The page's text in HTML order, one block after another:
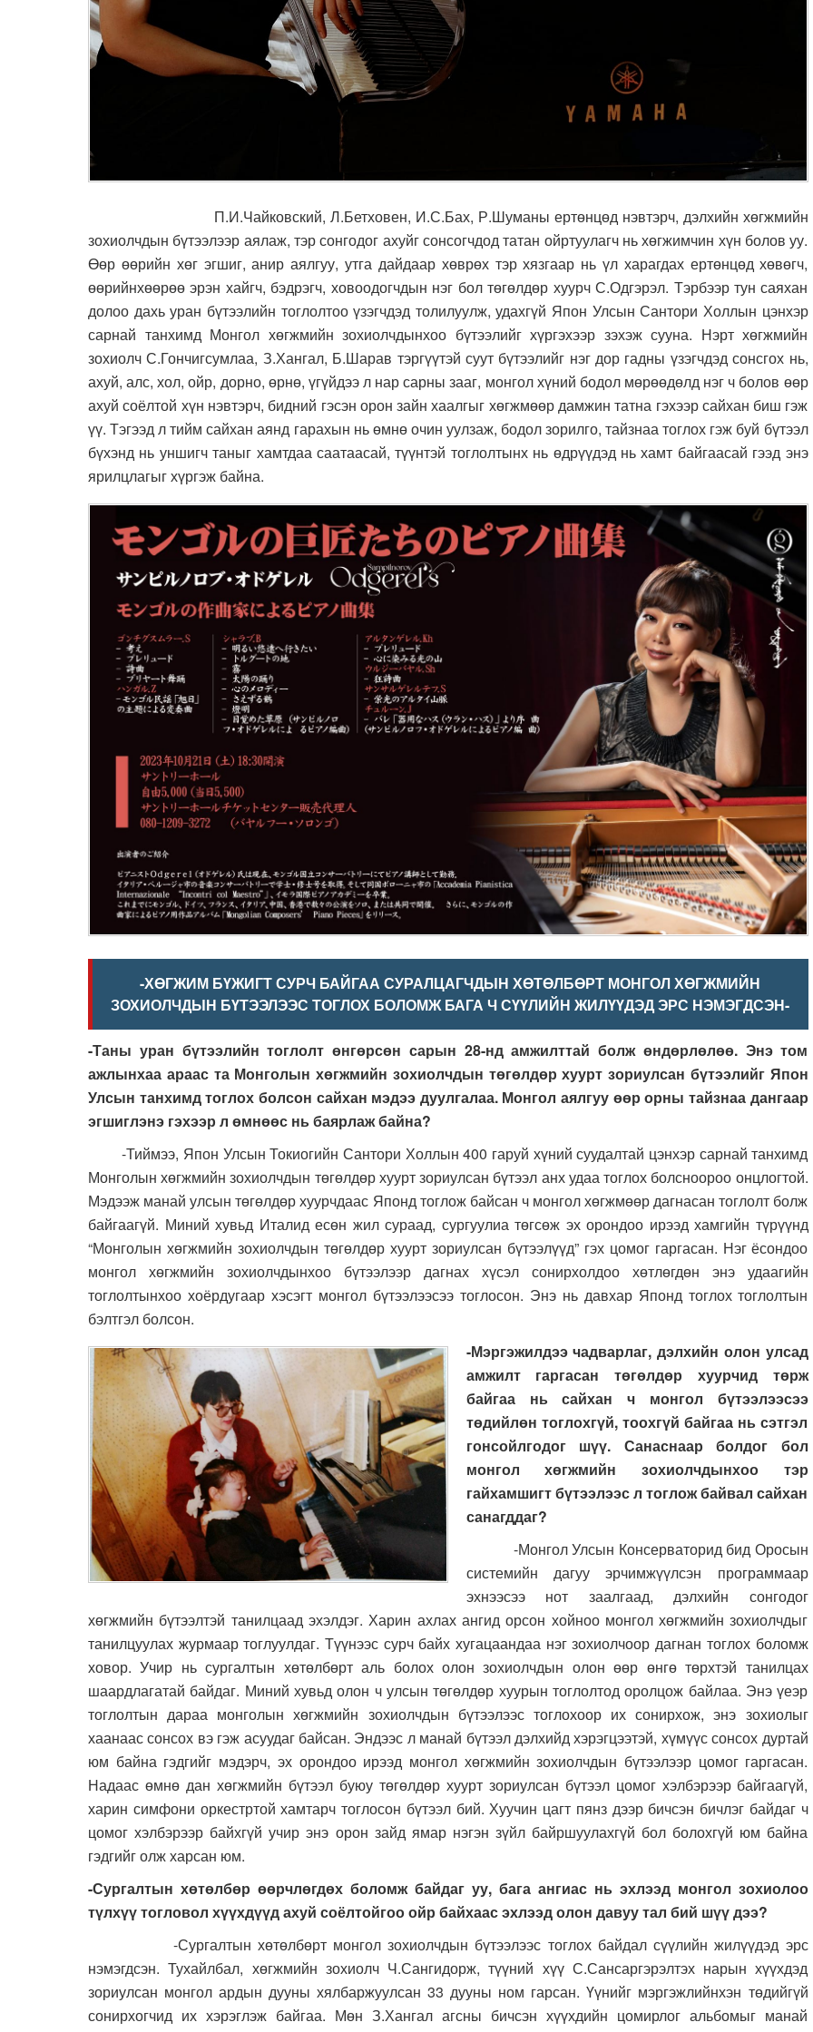
П.И.Чайковский, Л.Бетховен, И.С.Бах, Р.Шуманы ертөнцөд нэвтэрч, дэлхийн хөгжмийн
зохиолчдын бүтээлээр аялаж, тэр сонгодог ахуйг сонсогчдод татан ойртуулагч нь хөгжимчин хүн болов уу.
Өөр өөрийн хөг эгшиг, анир аялгуу, утга дайдаар хөврөх тэр хязгаар нь үл харагдах ертөнцөд хөвөгч,
өөрийнхөөрөө эрэн хайгч, бэдрэгч, ховоодогчдын нэг бол төгөлдөр хуурч С.Одгэрэл. Тэрбээр тун саяхан
долоо дахь уран бүтээлийн тоглолтоо үзэгчдэд толилуулж, удахгүй Япон Улсын Сантори Холлын цэнхэр
сарнай танхимд Монгол хөгжмийн зохиолчдынхоо бүтээлийг хүргэхээр зэхэж сууна. Нэрт хөгжмийн
зохиолч С.Гончигсумлаа, З.Хангал, Б.Шарав тэргүүтэй суут бүтээлийг нэг дор гадны үзэгчдэд сонсгох нь,
ахуй, алс, хол, ойр, дорно, өрнө, үгүйдээ л нар сарны зааг, монгол хүний бодол мөрөөдөлд нэг ч болов өөр
ахуй соёлтой хүн нэвтэрч, бидний гэсэн орон зайн хаалгыг хөгжмөөр дамжин татна гэхээр сайхан биш гэж
үү. Тэгээд л тийм сайхан аянд гарахын нь өмнө очин уулзаж, бодол зорилго, тайзнаа тоглох гэж буй бүтээл
бүхэнд нь уншигч таныг хамтдаа саатаасай, түүнтэй тоглолтынх нь өдрүүдэд нь хамт байгаасай гээд энэ
ярилцлагыг хүргэж байна.
-ХӨГЖИМ БҮЖИГТ СУРЧ БАЙГАА СУРАЛЦАГЧДЫН ХӨТӨЛБӨРТ МОНГОЛ ХӨГЖМИЙН
ЗОХИОЛЧДЫН БҮТЭЭЛЭЭС ТОГЛОХ БОЛОМЖ БАГА Ч СҮҮЛИЙН ЖИЛҮҮДЭД ЭРС НЭМЭГДСЭН-
-Таны уран бүтээлийн тоглолт өнгөрсөн сарын 28-нд амжилттай болж өндөрлөлөө. Энэ том
ажлынхаа араас та Монголын хөгжмийн зохиолчдын төгөлдөр хуурт зориулсан бүтээлийг Япон
Улсын танхимд тоглох болсон сайхан мэдээ дуулгалаа. Монгол аялгуу өөр орны тайзнаа дангаар
эгшиглэнэ гэхээр л өмнөөс нь баярлаж байна?
-Тиймээ, Япон Улсын Токиогийн Сантори Холлын 400 гаруй хүний суудалтай цэнхэр сарнай танхимд
Монголын хөгжмийн зохиолчдын төгөлдөр хуурт зориулсан бүтээл анх удаа тоглох болсноороо онцлогтой.
Мэдээж манай улсын төгөлдөр хуурчдаас Японд тоглож байсан ч монгол хөгжмөөр дагнасан тоглолт болж
байгаагүй. Миний хувьд Италид есөн жил сураад, сургуулиа төгсөж эх орондоо ирээд хамгийн түрүүнд
“Монголын хөгжмийн зохиолчдын төгөлдөр хуурт зориулсан бүтээлүүд” гэх цомог гаргасан. Нэг ёсондоо
монгол хөгжмийн зохиолчдынхоо бүтээлээр дагнах хүсэл сонирхолдоо хөтлөгдөн энэ удаагийн
тоглолтынхоо хоёрдугаар хэсэгт монгол бүтээлээсээ тоглосон. Энэ нь давхар Японд тоглох тоглолтын
бэлтгэл болсон.
-Мэргэжилдээ чадварлаг, дэлхийн олон улсад
амжилт гаргасан төгөлдөр хуурчид төрж
байгаа нь сайхан ч монгол бүтээлээсээ
төдийлөн тоглохгүй, тоохгүй байгаа нь сэтгэл
гонсойлгодог шүү. Санаснаар болдог бол
монгол хөгжмийн зохиолчдынхоо тэр
гайхамшигт бүтээлээс л тоглож байвал сайхан
санагддаг?
-Монгол Улсын Консерваторид бид Оросын
системийн дагуу эрчимжүүлсэн программаар
эхнээсээ нот заалгаад, дэлхийн сонгодог
хөгжмийн бүтээлтэй танилцаад эхэлдэг. Харин ахлах ангид орсон хойноо монгол хөгжмийн зохиолчдыг
танилцуулах журмаар тоглуулдаг. Түүнээс сурч байх хугацаандаа нэг зохиолчоор дагнан тоглох боломж
ховор. Учир нь сургалтын хөтөлбөрт аль болох олон зохиолчдын олон өөр өнгө төрхтэй танилцах
шаардлагатай байдаг. Миний хувьд олон ч улсын төгөлдөр хуурын тоглолтод оролцож байлаа. Энэ үеэр
тоглолтын дараа монголын хөгжмийн зохиолчдын бүтээлээс тоглохоор их сонирхож, энэ зохиолыг
хаанаас сонсох вэ гэж асуудаг байсан. Эндээс л манай бүтээл дэлхийд хэрэгцээтэй, хүмүүс сонсох дуртай
юм байна гэдгийг мэдэрч, эх орондоо ирээд монгол хөгжмийн зохиолчдын бүтээлээр цомог гаргасан.
Надаас өмнө дан хөгжмийн бүтээл буюу төгөлдөр хуурт зориулсан бүтээл цомог хэлбэрээр байгаагүй,
харин симфони оркестртой хамтарч тоглосон бүтээл бий. Хуучин цагт пянз дээр бичсэн бичлэг байдаг ч
цомог хэлбэрээр байхгүй учир энэ орон зайд ямар нэгэн зүйл байршуулахгүй бол болохгүй юм байна
гэдгийг олж харсан юм.
-Сургалтын хөтөлбөр өөрчлөгдөх боломж байдаг уу, бага ангиас нь эхлээд монгол зохиолоо
түлхүү тогловол хүүхдүүд ахуй соёлтойгоо ойр байхаас эхлээд олон давуу тал бий шүү дээ?
-Сургалтын хөтөлбөрт монгол зохиолчдын бүтээлээс тоглох байдал сүүлийн жилүүдэд эрс
нэмэгдсэн. Тухайлбал, хөгжмийн зохиолч Ч.Сангидорж, түүний хүү С.Сансаргэрэлтэх нарын хүүхдэд
зориулсан монгол ардын дууны хялбаржуулсан 33 дууны ном гарсан. Үүнийг мэргэжлийнхэн төдийгүй
сонирхогчид их хэрэглэж байгаа. Мөн З.Хангал агсны бичсэн хүүхдийн цомирлог альбомыг манай